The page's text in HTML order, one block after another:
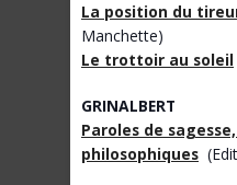
La position du
Manchette)
Le trottoir au soleil
GRINALBERT
Paroles de
philosophiques